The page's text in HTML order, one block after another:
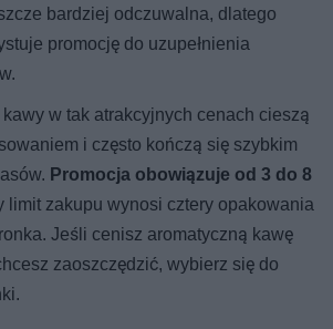
bardziej odczuwalna, dlatego
promocję do uzupełnienia
w tak atrakcyjnych cenach cieszą
i często kończą się szybkim
Promocja obowiązuje od 3 do 8
limit zakupu wynosi cztery opakowania
Jeśli cenisz aromatyczną kawę
zaoszczędzić, wybierz się do